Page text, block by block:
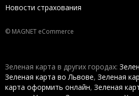
Новости страхования
© MAGNET eCommerce
Зеленая карта в других городах:
Зеленая карта во Львове, Зеленая
карта оформить онлайн, Зеленая